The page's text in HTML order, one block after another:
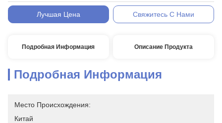
Условия
Оплаты:
T/T
Лучшая Цена Свяжитесь С Нами
Подробная Информация Описание Продукта
Подробная Информация
Место Происхождения:
Китай